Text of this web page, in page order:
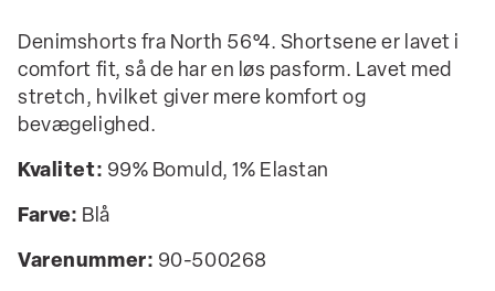
Denimshorts fra North 56°4. Shortsene er lavet i
comfort fit, så de har en løs pasform. Lavet med
stretch, hvilket giver mere komfort og
bevægelighed.
Kvalitet: 99% Bomuld, 1% Elastan
Farve: Blå
Varenummer: 90-500268